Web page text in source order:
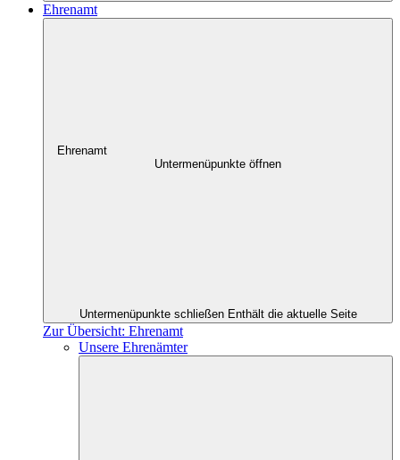
Ehrenamt
Ehrenamt
Untermenüpunkte öffnen
Untermenüpunkte schließen Enthält die aktuelle Seite
Zur Übersicht: Ehrenamt
Unsere Ehrenämter